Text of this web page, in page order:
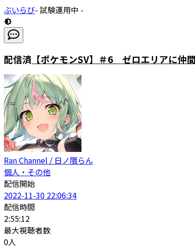
ぶいらび- 試験運用中 -
配信済 【ポケモンSV】＃6 ゼロエリアに仲
Ran Channel / 日ノ隈らん
個人・その他
配信開始
2022-11-30 22:06:34
配信時間
2:55:12
最大視聴者数
0人